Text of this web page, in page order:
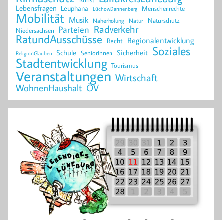
Lebensfragen Leuphana LüchowDannenberg Menschenrechte
Mobilität Musik Naherholung Natur Naturschutz
Niedersachsen Parteien Radverkehr
RatundAusschüsse Recht Regionalentwicklung
ReligionGlauben Schule SeniorInnen Sicherheit Soziales
Stadtentwicklung Tourismus
Veranstaltungen Wirtschaft
WohnenHaushalt ÖV